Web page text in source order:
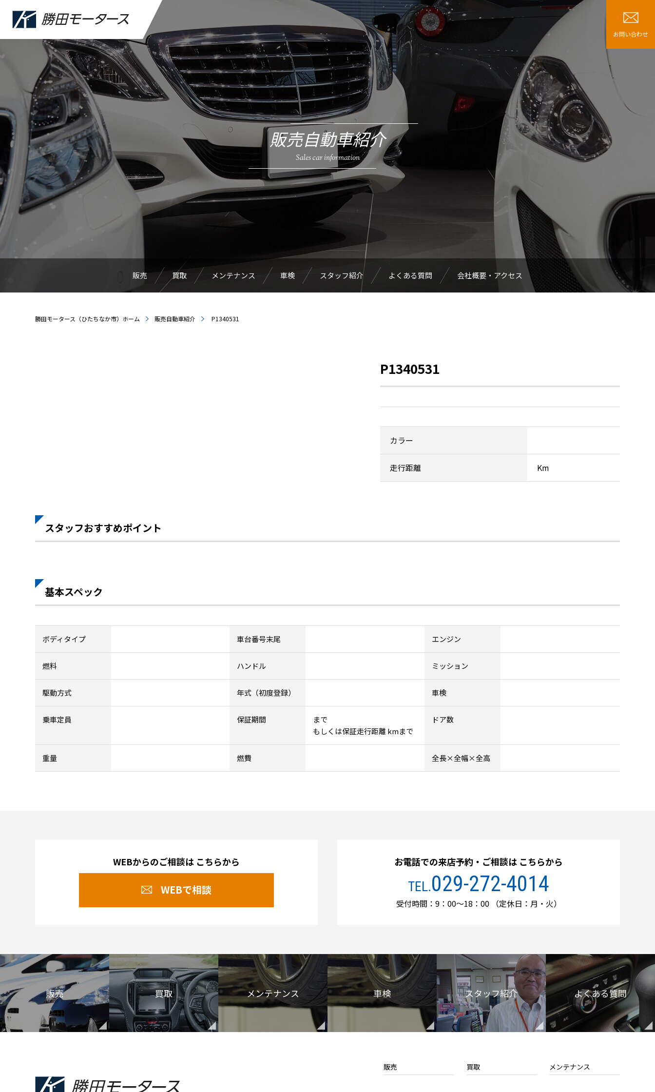
お問い合わせ
販売自動車紹介
Sales car information
販売 買取 メンテナンス 車検 スタッフ紹介 よくある質問 会社概要・アクセス
勝田モータース（ひたちなか市）ホーム 販売自動車紹介 P1340531
P1340531
カラー
走行距離 Km
スタッフおすすめポイント
基本スペック
ボディタイプ 車台番号末尾 エンジン
燃料 ハンドル ミッション
駆動方式 年式（初度登録） 車検
乗車定員 保証期間
まで
もしくは保証走行距離 kmまで
ドア数
重量 燃費 全長×全幅×全高
WEBからのご相談は こちらから
WEBで相談
お電話での来店予約・ご相談は こちらから
TEL.029-272-4014
受付時間：9：00～18：00（定休日：月・火）
販売 買取 メンテナンス 車検 スタッフ紹介 よくある質問
販売 買取 メンテナンス